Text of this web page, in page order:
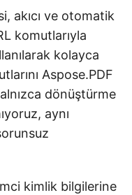
akıcı ve otomatik
komutlarıyla
kolayca
Aspose.PDF
dönüştürme
aynı
kimlik bilgilerine